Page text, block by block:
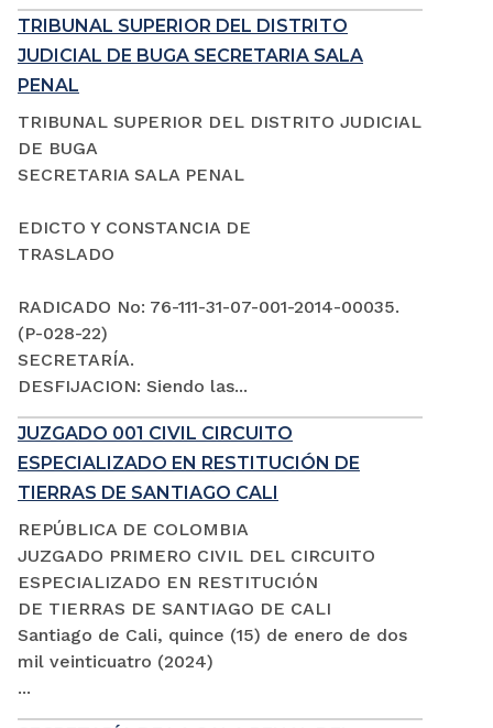
TRIBUNAL SUPERIOR DEL DISTRITO
JUDICIAL DE BUGA SECRETARIA SALA
PENAL
TRIBUNAL SUPERIOR DEL DISTRITO JUDICIAL
DE BUGA
SECRETARIA SALA PENAL
EDICTO Y CONSTANCIA DE
TRASLADO
RADICADO No: 76-111-31-07-001-2014-00035.
(P-028-22)
SECRETARÍA.
DESFIJACION: Siendo las...
JUZGADO 001 CIVIL CIRCUITO
ESPECIALIZADO EN RESTITUCIÓN DE
TIERRAS DE SANTIAGO CALI
REPÚBLICA DE COLOMBIA
JUZGADO PRIMERO CIVIL DEL CIRCUITO
ESPECIALIZADO EN RESTITUCIÓN
DE TIERRAS DE SANTIAGO DE CALI
Santiago de Cali, quince (15) de enero de dos
mil veinticuatro (2024)
...